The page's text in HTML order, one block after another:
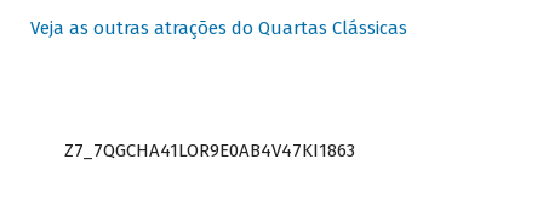
Veja as outras atrações do Quartas Clássicas
Z7_7QGCHA41LOR9E0AB4V47KI1863